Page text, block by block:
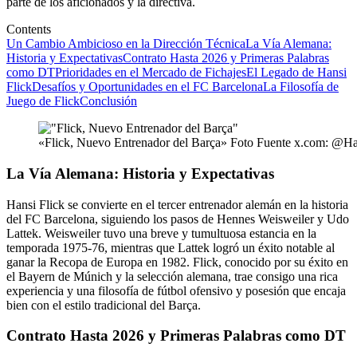
Contents
Un Cambio Ambicioso en la Dirección TécnicaLa Vía Alemana:
Historia y ExpectativasContrato Hasta 2026 y Primeras Palabras
como DTPrioridades en el Mercado de FichajesEl Legado de Hansi
FlickDesafíos y Oportunidades en el FC BarcelonaLa Filosofía de
Juego de FlickConclusión
«Flick, Nuevo Entrenador del Barça» Foto Fuente x.com:
La Vía Alemana: Historia y Expectativas
Hansi Flick se convierte en el tercer entrenador alemán en la historia
del FC Barcelona, siguiendo los pasos de Hennes Weisweiler y Udo
Lattek. Weisweiler tuvo una breve y tumultuosa estancia en la
temporada 1975-76, mientras que Lattek logró un éxito notable al
ganar la Recopa de Europa en 1982. Flick, conocido por su éxito en
el Bayern de Múnich y la selección alemana, trae consigo una rica
experiencia y una filosofía de fútbol ofensivo y posesión que encaja
bien con el estilo tradicional del Barça.
Contrato Hasta 2026 y Primeras Palabras como DT